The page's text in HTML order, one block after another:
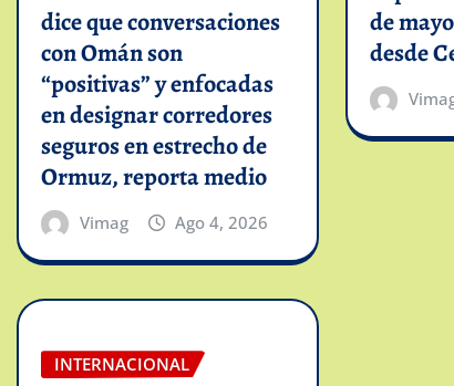
dice que conversaciones
con Omán son
“positivas” y enfocadas
en designar corredores
seguros en estrecho de
Ormuz, reporta medio
Vimag Ago 4, 2026
de
desde
INTERNACIONAL